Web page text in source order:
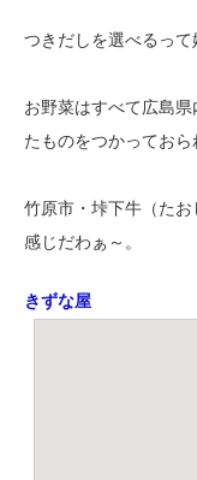
つきだしを選べるって
お野菜はすべて広島
たものをつかっておら
竹原市・垰下牛（た
感じだわぁ～。
きずな屋